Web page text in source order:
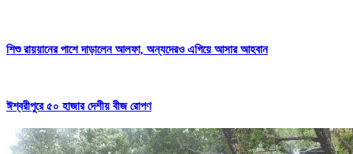
শিশু রায়য়ানের পাশে দাড়ালেন আলফা, অন্যদেরও এগিয়ে আসার আহবান
ঈশ্বরীপুরে ৫০ হাজার দেশীয় বীজ রোপণ